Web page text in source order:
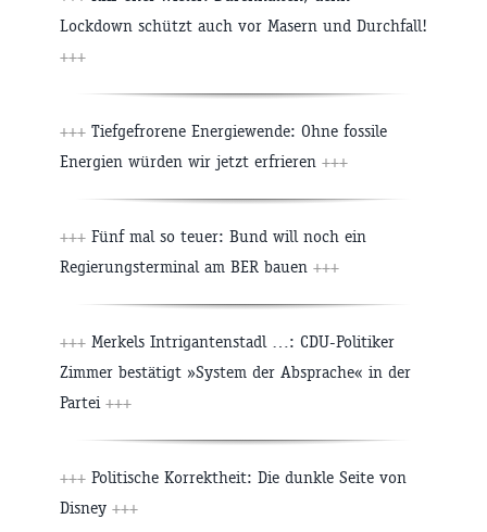
Lockdown schützt auch vor Masern und Durchfall!
+++
+++ Tiefgefrorene Energiewende: Ohne fossile
Energien würden wir jetzt erfrieren +++
+++ Fünf mal so teuer: Bund will noch ein
Regierungsterminal am BER bauen +++
+++ Merkels Intrigantenstadl …: CDU-Politiker
Zimmer bestätigt »System der Absprache« in der
Partei +++
+++ Politische Korrektheit: Die dunkle Seite von
Disney +++